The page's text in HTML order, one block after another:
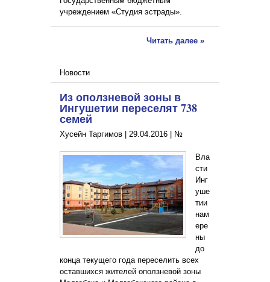
учреждением «Студия эстрады».
Читать далее »
Новости
Из оползневой зоны в
Ингушетии переселят 738
семей
Хусейн Таргимов | 29.04.2016 №
Вла
сти
Инг
уше
тии
нам
ере
ны
до
конца текущего года переселить всех
оставшихся жителей оползневой зоны